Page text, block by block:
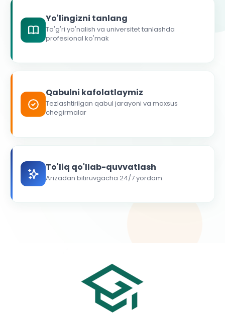
Yo'lingizni tanlang
To'g'ri yo'nalish va universitet tanlashda
profesional ko'mak
Qabulni kafolatlaymiz
Tezlashtirilgan qabul jarayoni va maxsus
chegirmalar
To'liq qo'llab-quvvatlash
Arizadan bitiruvgacha 24/7 yordam